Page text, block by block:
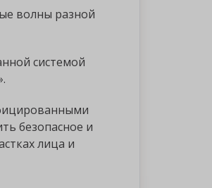
волны разной
системой
безопасное и
лица и